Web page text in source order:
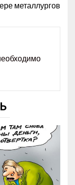
металлургов